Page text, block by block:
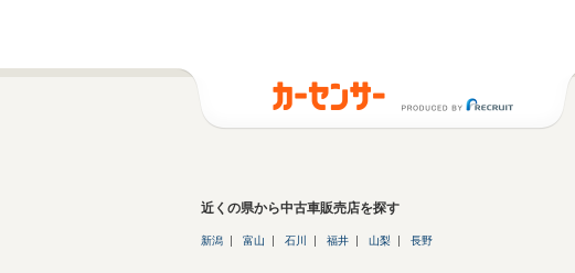
近くの県から中古車販売店を探す
新潟 富山 石川 福井 山梨 長野